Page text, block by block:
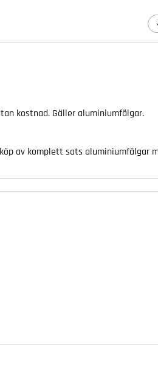
kostnad. Gäller aluminiumfälgar.
av komplett sats aluminiumfälgar